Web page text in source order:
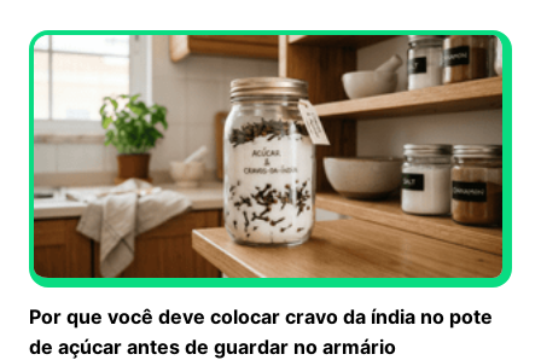
Por que você deve colocar cravo da índia no pote
de açúcar antes de guardar no armário